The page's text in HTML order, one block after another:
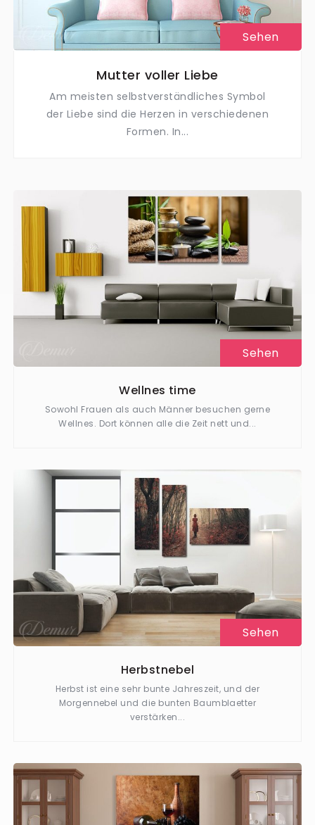
Sehen
Mutter voller Liebe
Am meisten selbstverständliches Symbol
der Liebe sind die Herzen in verschiedenen
Formen. In...
Sehen
Wellnes time
Sowohl Frauen als auch Männer besuchen gerne
Wellnes. Dort können alle die Zeit nett und...
Sehen
Herbstnebel
Herbst ist eine sehr bunte Jahreszeit, und der
Morgennebel und die bunten Baumblaetter
verstärken...